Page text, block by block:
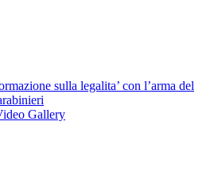
sulla legalita’ con l’arma del
Gallery